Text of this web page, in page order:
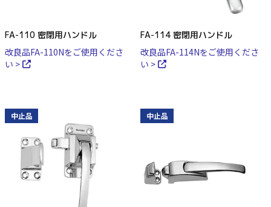
FA-110 密閉用ハンドル
改良品FA-110Nをご使用くださ
い >
FA-114 密閉用ハンドル
改良品FA-114Nをご使用くださ
い >
中止品 中止品